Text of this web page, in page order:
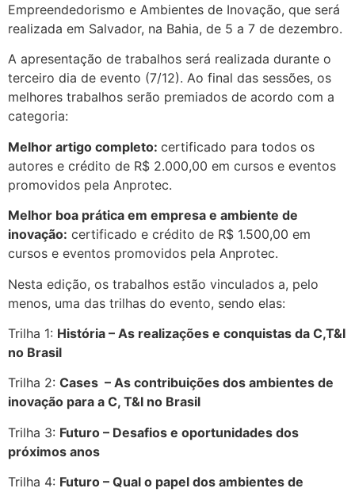
Empreendedorismo e Ambientes de Inovação, que será
realizada em Salvador, na Bahia, de 5 a 7 de dezembro.
A apresentação de trabalhos será realizada durante o
terceiro dia de evento (7/12). Ao final das sessões, os
melhores trabalhos serão premiados de acordo com a
categoria:
Melhor artigo completo: certificado para todos os
autores e crédito de R$ 2.000,00 em cursos e eventos
promovidos pela Anprotec.
Melhor boa prática em empresa e ambiente de
inovação: certificado e crédito de R$ 1.500,00 em
cursos e eventos promovidos pela Anprotec.
Nesta edição, os trabalhos estão vinculados a, pelo
menos, uma das trilhas do evento, sendo elas:
Trilha 1: História – As realizações e conquistas da C,T&I
no Brasil
Trilha 2: Cases – As contribuições dos ambientes de
inovação para a C, T&I no Brasil
Trilha 3: Futuro – Desafios e oportunidades dos
próximos anos
Trilha 4: Futuro – Qual o papel dos ambientes de